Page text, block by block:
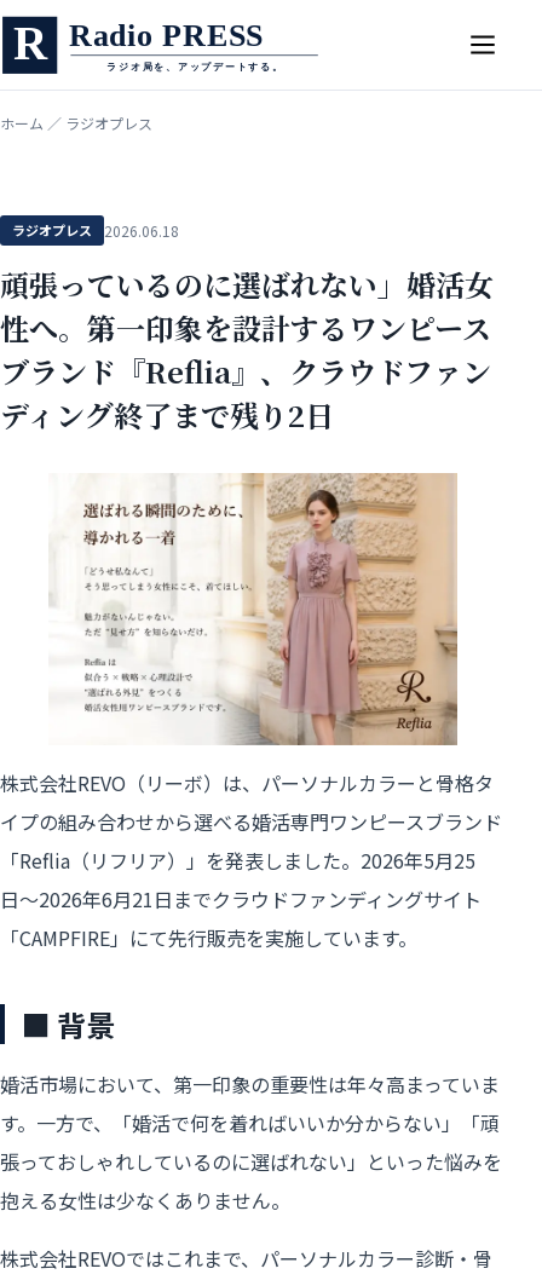
ホーム ／ ラジオプレス
ラジオプレス 2026.06.18
頑張っているのに選ばれない」婚活女
性へ。第一印象を設計するワンピース
ブランド『Reflia』、クラウドファン
ディング終了まで残り2日
株式会社REVO（リーボ）は、パーソナルカラーと骨格タ
イプの組み合わせから選べる婚活専門ワンピースブランド
「Reflia（リフリア）」を発表しました。2026年5月25
日〜2026年6月21日までクラウドファンディングサイト
「CAMPFIRE」にて先行販売を実施しています。
■ 背景
婚活市場において、第一印象の重要性は年々高まっていま
す。一方で、「婚活で何を着ればいいか分からない」「頑
張っておしゃれしているのに選ばれない」といった悩みを
抱える女性は少なくありません。
株式会社REVOではこれまで、パーソナルカラー診断・骨